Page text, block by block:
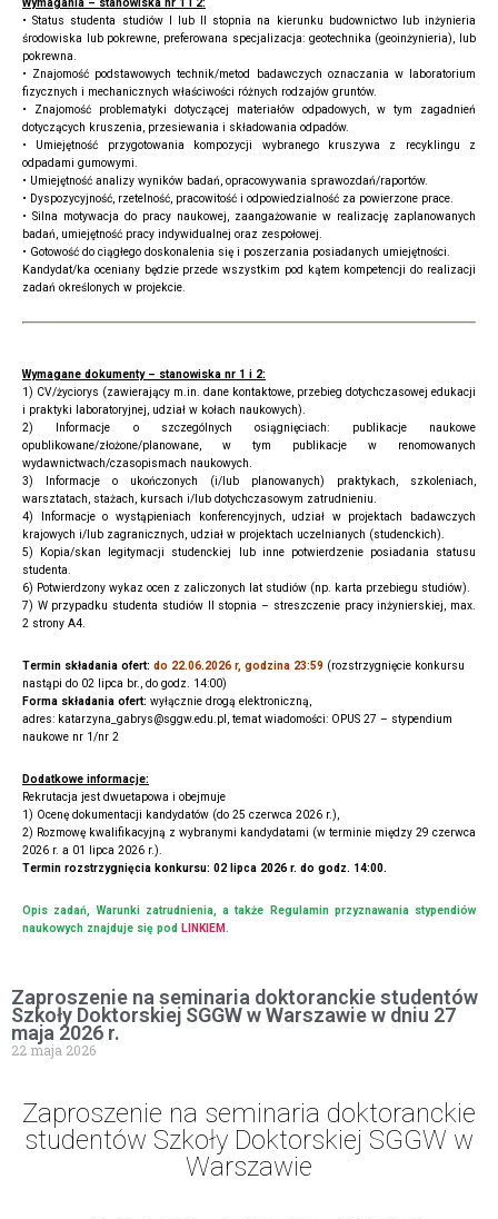
• Status studenta studiów I lub II stopnia na kierunku budownictwo lub inżynieria
środowiska lub pokrewne, preferowana specjalizacja: geotechnika (geoinżynieria), lub
pokrewna.
• Znajomość podstawowych technik/metod badawczych oznaczania w laboratorium
fizycznych i mechanicznych właściwości różnych rodzajów gruntów.
• Znajomość problematyki dotyczącej materiałów odpadowych, w tym zagadnień
dotyczących kruszenia, przesiewania i składowania odpadów.
• Umiejętność przygotowania kompozycji wybranego kruszywa z recyklingu z
odpadami gumowymi.
• Umiejętność analizy wyników badań, opracowywania sprawozdań/raportów.
• Dyspozycyjność, rzetelność, pracowitość i odpowiedzialność za powierzone prace.
• Silna motywacja do pracy naukowej, zaangażowanie w realizację zaplanowanych
badań, umiejętność pracy indywidualnej oraz zespołowej.
• Gotowość do ciągłego doskonalenia się i poszerzania posiadanych umiejętności.
Kandydat/ka oceniany będzie przede wszystkim pod kątem kompetencji do realizacji
zadań określonych w projekcie.
Wymagane dokumenty – stanowiska nr 1 i 2:
1) CV/życiorys (zawierający m.in. dane kontaktowe, przebieg dotychczasowej edukacji
i praktyki laboratoryjnej, udział w kołach naukowych).
2) Informacje o szczególnych osiągnięciach: publikacje naukowe
opublikowane/złożone/planowane, w tym publikacje w renomowanych
wydawnictwach/czasopismach naukowych.
3) Informacje o ukończonych (i/lub planowanych) praktykach, szkoleniach,
warsztatach, stażach, kursach i/lub dotychczasowym zatrudnieniu.
4) Informacje o wystąpieniach konferencyjnych, udział w projektach badawczych
krajowych i/lub zagranicznych, udział w projektach uczelnianych (studenckich).
5) Kopia/skan legitymacji studenckiej lub inne potwierdzenie posiadania statusu
studenta.
6) Potwierdzony wykaz ocen z zaliczonych lat studiów (np. karta przebiegu studiów).
7) W przypadku studenta studiów II stopnia – streszczenie pracy inżynierskiej, max.
2 strony A4.
Termin składania ofert: do 22.06.2026 r, godzina 23:59 (rozstrzygnięcie konkursu
nastąpi do 02 lipca br., do godz. 14:00)
Forma składania ofert: wyłącznie drogą elektroniczną,
adres: katarzyna_gabrys@sggw.edu.pl, temat wiadomości: OPUS 27 – stypendium
naukowe nr 1/nr 2
Dodatkowe informacje:
Rekrutacja jest dwuetapowa i obejmuje
1) Ocenę dokumentacji kandydatów (do 25 czerwca 2026 r.),
2) Rozmowę kwalifikacyjną z wybranymi kandydatami (w terminie między 29 czerwca
2026 r. a 01 lipca 2026 r.).
Termin rozstrzygnięcia konkursu: 02 lipca 2026 r. do godz. 14:00.
Opis zadań, Warunki zatrudnienia, a także Regulamin przyznawania stypendiów
naukowych znajduje się pod LINKIEM.
Zaproszenie na seminaria doktoranckie studentów
Szkoły Doktorskiej SGGW w Warszawie w dniu 27
maja 2026 r.
22 maja 2026
Zaproszenie na seminaria doktoranckie
studentów Szkoły Doktorskiej SGGW w
Warszawie